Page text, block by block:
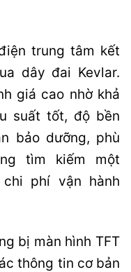
trung tâm kết
dây đai Kevlar.
giá cao nhờ khả
suất tốt, độ bền
bảo dưỡng, phù
tìm kiếm một
phí vận hành
bị màn hình TFT
thông tin cơ bản